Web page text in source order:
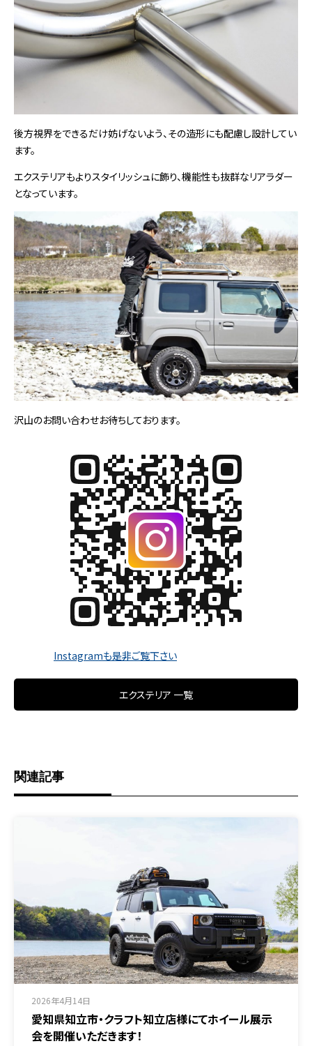
後方視界をできるだけ妨げないよう、その造形にも配慮し設計してい
ます。
エクステリアもよりスタイリッシュに飾り、機能性も抜群なリアラダー
となっています。
沢山のお問い合わせお待ちしております。
Instagramも是非ご覧下さい
エクステリア 一覧
関連記事
2026年4月14日
愛知県知立市・クラフト知立店様にてホイール展示
会を開催いただきます！